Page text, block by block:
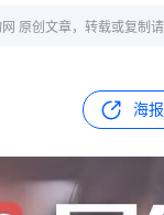
原创文章，转载或复制
海报